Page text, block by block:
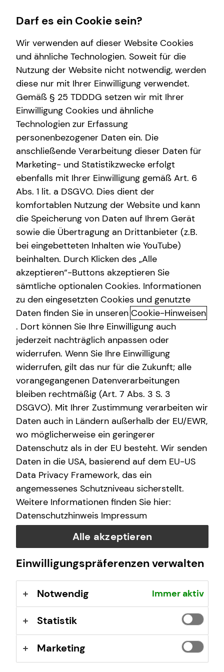
Wissenswertes
Über mich
Interview
Über tecis
Podcast
teamzukunft
Service
Kundenportal
Schadenabwicklung
Finanzberatung
Videoberatung
Spezialisten-Netzwerk
Investment
Kapitalanlage Immobilien
Altersvorsorge
Arbeitskraftabsicherung
Kindervorsorge
Sach- und Vermögenssicherung
Karriere-Infos
Karrierechancen
Initiativbewerbung
Initiativbewerbung
Du möchtest deine berufliche Zukunft aktiv gestalten und
suchst eine neue Herausforderung? Auch wenn gerade
keine passende Stelle ausgeschrieben ist, sind wir stets
auf der Suche nach engagierten Talenten, die unser Team
bereichern.
Gerne informiere ich dich in einem persönlichen
Gespräch über deine Karrieremöglichkeiten bei tecis.
Fülle dazu einfach das Kontaktformular für deine
Initiativbewerbung aus und ich melde mich
schnellstmöglich bei dir.
Jetzt bewerben!
Andreas Pröpper
Heinrich-Lübke-Straße 1
59759 Arnsberg
Kontaktübersicht
Impressum
Datenschutz
Darf es ein Cookie sein?
Wir verwenden auf dieser Website Cookies
und ähnliche Technologien. Soweit für die
Nutzung der Website nicht notwendig, werden
diese nur mit Ihrer Einwilligung verwendet.
Gemäß § 25 TDDDG setzen wir mit Ihrer
Einwilligung Cookies und ähnliche
Technologien zur Erfassung
personenbezogener Daten ein. Die
anschließende Verarbeitung dieser Daten für
Marketing- und Statistikzwecke erfolgt
ebenfalls mit Ihrer Einwilligung gemäß Art. 6
Abs. 1 lit. a DSGVO. Dies dient der
komfortablen Nutzung der Website und kann
die Speicherung von Daten auf Ihrem Gerät
sowie die Übertragung an Drittanbieter (z.B.
bei eingebetteten Inhalten wie YouTube)
beinhalten. Durch Klicken des „Alle
akzeptieren“-Buttons akzeptieren Sie
sämtliche optionalen Cookies. Informationen
zu den eingesetzten Cookies und genutzte
Daten finden Sie in unseren Cookie-Hinweisen
. Dort können Sie Ihre Einwilligung auch
jederzeit nachträglich anpassen oder
widerrufen. Wenn Sie Ihre Einwilligung
widerrufen, gilt das nur für die Zukunft; alle
vorangegangenen Datenverarbeitungen
bleiben rechtmäßig (Art. 7 Abs. 3 S. 3
DSGVO). Mit Ihrer Zustimmung verarbeiten wir
Daten auch in Ländern außerhalb der EU/EWR,
wo möglicherweise ein geringerer
Datenschutz als in der EU besteht. Wir senden
Daten in die USA, basierend auf dem EU-US
Data Privacy Framework, das ein
angemessenes Schutzniveau sicherstellt.
Weitere Informationen finden Sie hier:
Datenschutzhinweis Impressum
Alle akzeptieren
Einwilligungspräferenzen verwalten
Notwendig Immer aktiv
Statistik
Marketing